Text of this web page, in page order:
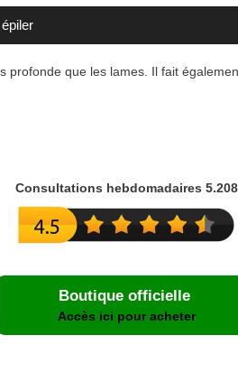
profonde que les lames. Il fait
Consultations hebdomadaires 5.208
Boutique officielle
Accès ici pour acheter